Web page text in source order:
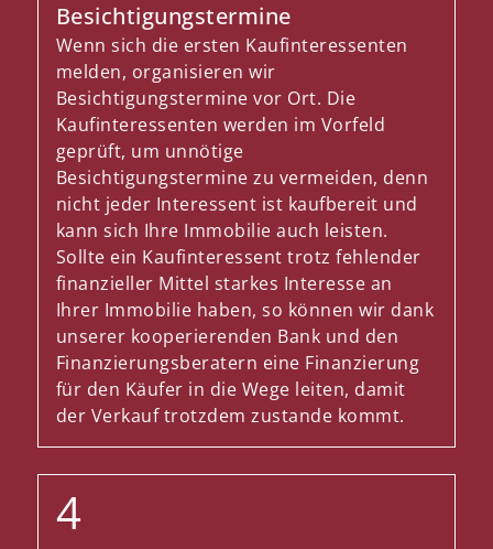
Besichtigungstermine
Wenn sich die ersten Kaufinteressenten
melden, organisieren wir
Besichtigungstermine vor Ort. Die
Kaufinteressenten werden im Vorfeld
geprüft, um unnötige
Besichtigungstermine zu vermeiden, denn
nicht jeder Interessent ist kaufbereit und
kann sich Ihre Immobilie auch leisten.
Sollte ein Kaufinteressent trotz fehlender
finanzieller Mittel starkes Interesse an
Ihrer Immobilie haben, so können wir dank
unserer kooperierenden Bank und den
Finanzierungsberatern eine Finanzierung
für den Käufer in die Wege leiten, damit
der Verkauf trotzdem zustande kommt.